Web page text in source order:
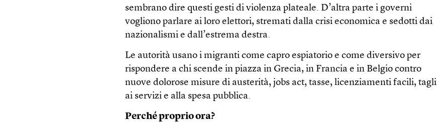
sembrano dire questi gesti di violenza plateale. D’altra parte i governi
vogliono parlare ai loro elettori, stremati dalla crisi economica e sedotti dai
nazionalismi e dall’estrema destra.
Le autorità usano i migranti come capro espiatorio e come diversivo per
rispondere a chi scende in piazza in Grecia, in Francia e in Belgio contro
nuove dolorose misure di austerità, jobs act, tasse, licenziamenti facili, tagli
ai servizi e alla spesa pubblica.
Perché proprio ora?